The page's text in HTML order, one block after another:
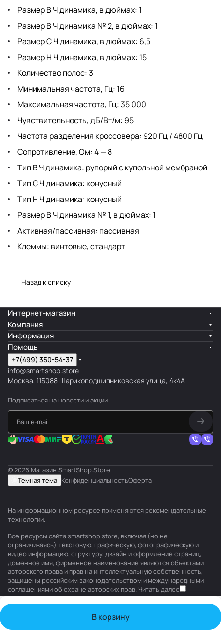
Размер В Ч динамика, в дюймах: 1
Размер В Ч динамика № 2, в дюймах: 1
Размер С Ч динамика, в дюймах: 6,5
Размер Н Ч динамика, в дюймах: 15
Количество полос: 3
Минимальная частота, Гц: 16
Максимальная частота, Гц: 35 000
Чувствительность, дБ/Вт/м: 95
Частота разделения кроссовера: 920 Гц / 4800 Гц
Сопротивление, Ом: 4 — 8
Тип В Ч динамика: рупорый с купольной мембраной
Тип С Ч динамика: конусный
Тип Н Ч динамика: конусный
Размер В Ч динамика № 1, в дюймах: 1
Активная/пассивная: пассивная
Клеммы: винтовые, стандарт
Назад к списку
В корзину
Интернет-магазин
Компания
Информация
Помощь
+7(499) 350-54-37
info@smartshop.store
Москва, 115088 Шарикоподшипниковская улица, 4к4А
Подписаться на новости и акции
© 2026 Магазин SmartShop.Store
Темная тема КонфиденциальностьОферта
На информационном ресурсе применяются рекомендательные
технологии.
Все ресурсы сайта smartshop.store, включая (но не
ограничиваясь) текстовую, графическую, фотографическую и
видео информацию, структуру, дизайн и оформление страниц,
доменное имя, фирменное наименование являются объектами
авторского права и прав на интеллектуальную собственность,
защищены российским законодательством и международными
соглашениями об охране авторских прав. Читать далее